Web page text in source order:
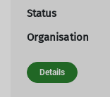
Status
Organisation
Details